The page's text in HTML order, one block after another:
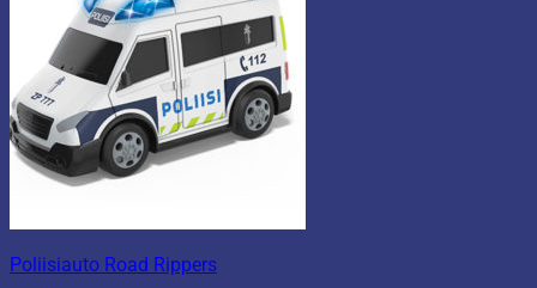
Poliisiauto Road Rippers